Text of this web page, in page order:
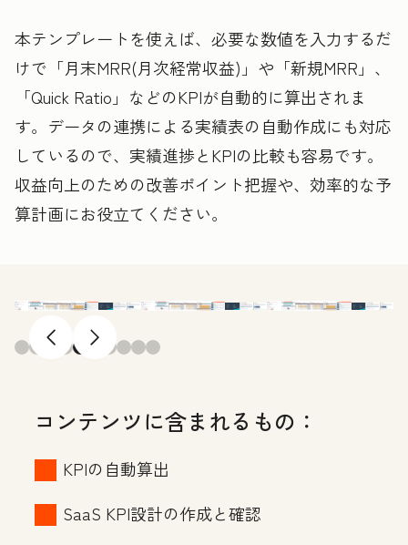
本テンプレートを使えば、必要な数値を入力するだ
けで「月末MRR(月次経常収益)」や「新規MRR」、
「Quick Ratio」などのKPIが自動的に算出されま
す。データの連携による実績表の自動作成にも対応
しているので、実績進捗とKPIの比較も容易です。
収益向上のための改善ポイント把握や、効率的な予
算計画にお役立てください。
前へ 次へ
コンテンツに含まれるもの：
KPIの自動算出
SaaS KPI設計の作成と確認